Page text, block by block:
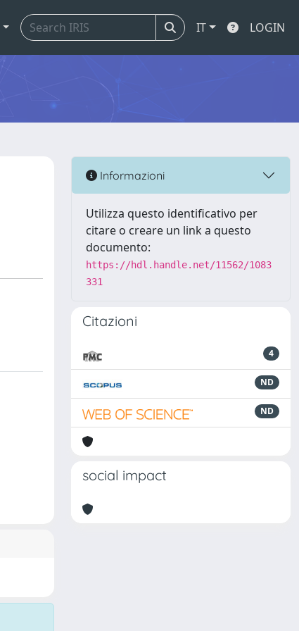
IT LOGIN
Informazioni
Utilizza questo identificativo per
citare o creare un link a questo
documento:
https://hdl.handle.net/11562/1083
331
Citazioni
4
ND
ND
social impact